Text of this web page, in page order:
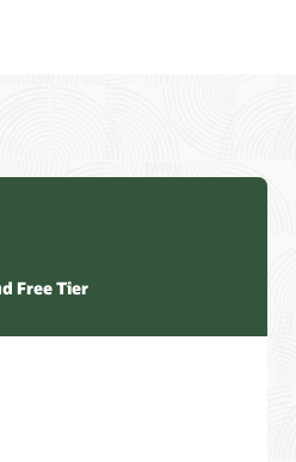
Free Tier